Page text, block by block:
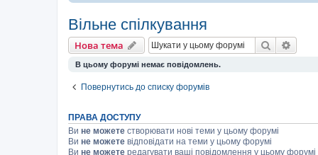
Вільне спілкування
Нова тема Пошук
В цьому форумі немає повідомлень.
Повернутись до списку форумів
ПРАВА ДОСТУПУ
Ви не можете створювати нові теми у цьому форумі
Ви не можете відповідати на теми у цьому форумі
Ви не можете редагувати ваші повідомлення у цьому форумі